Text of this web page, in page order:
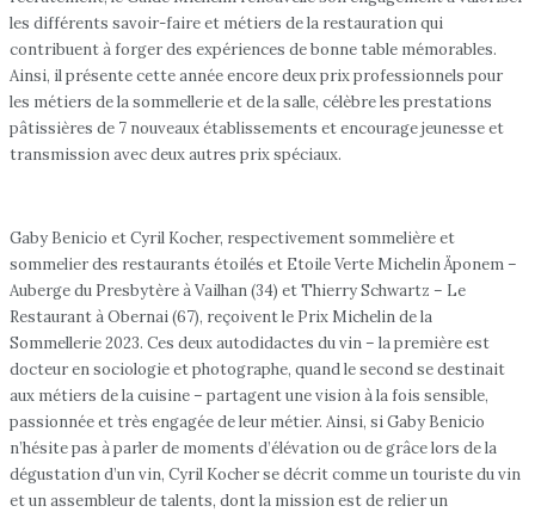
les différents savoir-faire et métiers de la restauration qui
contribuent à forger des expériences de bonne table mémorables.
Ainsi, il présente cette année encore deux prix professionnels pour
les métiers de la sommellerie et de la salle, célèbre les prestations
pâtissières de 7 nouveaux établissements et encourage jeunesse et
transmission avec deux autres prix spéciaux.
Gaby Benicio et Cyril Kocher, respectivement sommelière et
sommelier des restaurants étoilés et Etoile Verte Michelin Äponem –
Auberge du Presbytère à Vailhan (34) et Thierry Schwartz – Le
Restaurant à Obernai (67), reçoivent le Prix Michelin de la
Sommellerie 2023. Ces deux autodidactes du vin – la première est
docteur en sociologie et photographe, quand le second se destinait
aux métiers de la cuisine – partagent une vision à la fois sensible,
passionnée et très engagée de leur métier. Ainsi, si Gaby Benicio
n’hésite pas à parler de moments d’élévation ou de grâce lors de la
dégustation d’un vin, Cyril Kocher se décrit comme un touriste du vin
et un assembleur de talents, dont la mission est de relier un